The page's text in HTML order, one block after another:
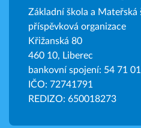
Základní škola a Mateřská
příspěvková organizace
Křižanská 80
460 10, Liberec
bankovní spojení: 54 71
IČO: 72741791
REDIZO: 650018273